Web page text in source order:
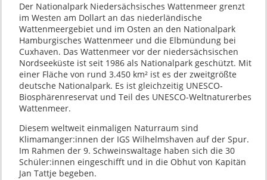
Der Nationalpark Niedersächsisches Wattenmeer grenzt
im Westen am Dollart an das niederländische
Wattenmeergebiet und im Osten an den Nationalpark
Hamburgisches Wattenmeer und die Elbmündung bei
Cuxhaven. Das Wattenmeer vor der niedersächsischen
Nordseeküste ist seit 1986 als Nationalpark geschützt. Mit
einer Fläche von rund 3.450 km² ist es der zweitgrößte
deutsche Nationalpark. Es ist gleichzeitig UNESCO-
Biosphärenreservat und Teil des UNESCO-Weltnaturerbes
Wattenmeer.
Diesem weltweit einmaligen Naturraum sind
Klimamanger:innen der IGS Wilhelmshaven auf der Spur.
Im Rahmen der 9. Schweinswaltage haben sich die 30
Schüler:innen eingeschifft und in die Obhut von Kapitän
Jan Tattje begeben.